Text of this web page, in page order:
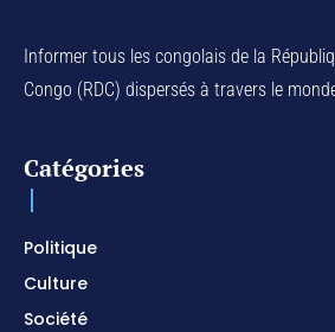
Informer tous les congolais de la
Congo (RDC) dispersés à travers le
Catégories
Politique
Culture
Société